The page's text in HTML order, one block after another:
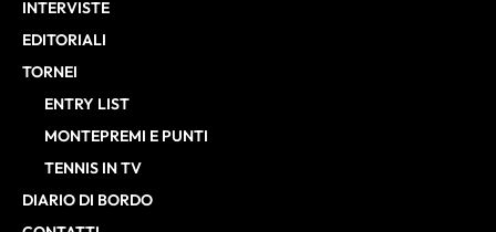
INTERVISTE
EDITORIALI
TORNEI
ENTRY LIST
MONTEPREMI E PUNTI
TENNIS IN TV
DIARIO DI BORDO